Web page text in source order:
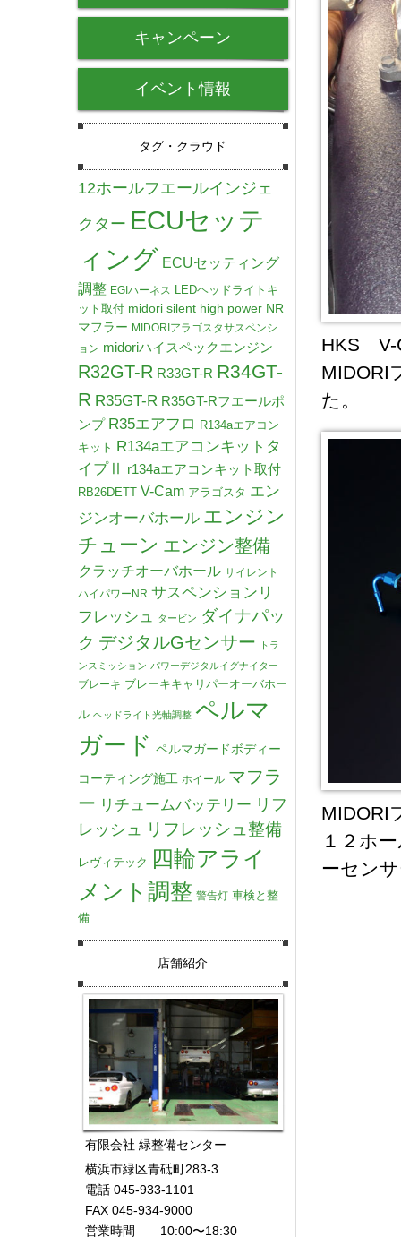
HKS V-
MIDORI
た。
MIDORI
１２ホ
ーセン
キャンペーン
イベント情報
タグ・クラウド
12ホールフエールインジェ
クター ECUセッテ
ィング ECUセッティング
調整 EGIハーネス LEDヘッドライトキ
ット取付 midori silent high power NR
マフラー MIDORIアラゴスタサスペンシ
ョン midoriハイスペックエンジン
R32GT-R R33GT-R R34GT-
R R35GT-R R35GT-Rフエールポ
ンプ R35エアフロ R134aエアコン
キット R134aエアコンキットタ
イプⅡ
r134aエアコンキット取付
RB26DETT V-Cam アラゴスタ エン
ジンオーバホール エンジン
チューン エンジン整備
クラッチオーバホール サイレント
ハイパワーNR サスペンションリ
フレッシュ
タービン ダイナパッ
ク デジタルGセンサー
トラ
ンスミッション パワーデジタルイグナイター
ブレーキ ブレーキキャリパーオーバホー
ル ヘッドライト光軸調整 ペルマ
ガード ペルマガードボディー
コーティング施工 ホイール マフラ
ー リチュームバッテリー リフ
レッシュ
リフレッシュ整備
レヴィテック 四輪アライ
メント調整 警告灯 車検と整
備
店舗紹介
有限会社 緑整備センター
横浜市緑区青砥町283-3
電話 045-933-1101
FAX 045-934-9000
営業時間 10:00〜18:30